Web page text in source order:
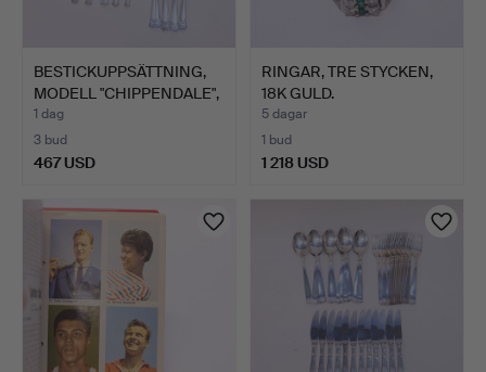
BESTICKUPPSÄTTNING,
MODELL "CHIPPENDALE",
…
1 dag
3 bud
467 USD
RINGAR, TRE STYCKEN,
18K GULD.
5 dagar
1 bud
1 218 USD